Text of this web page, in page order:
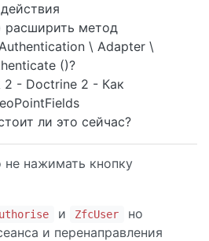
расширить метод
\ Adapter \
()?
2 - Doctrine 2 - Как
ли это сейчас?
нажимать кнопку
и ZfcUser
но
и перенаправления